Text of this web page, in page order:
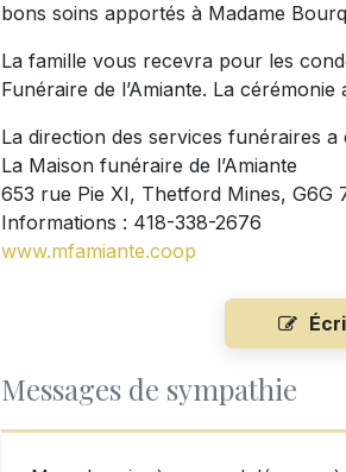
bons soins apportés à Madame
La famille vous recevra pour les
Funéraire de l’Amiante. La
La direction des services funéraires a
La Maison funéraire de l’Amiante
653 rue Pie XI, Thetford Mines, G6G
Informations : 418-338-2676
www.mfamiante.coop
Messages de sympathie